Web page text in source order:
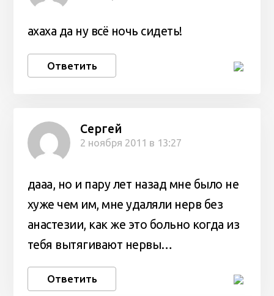
ахаха да ну всё ночь сидеть!
Ответить
Сергей
2 ноября 2011 в 13:27
дааа, но и пару лет назад мне было не
хуже чем им, мне удаляли нерв без
анастезии, как же это больно когда из
тебя вытягивают нервы…
Ответить